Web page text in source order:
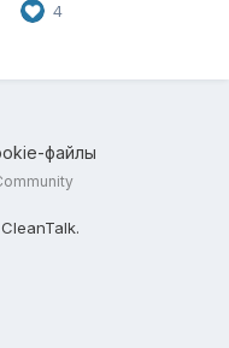
- его плечо слишком
из-за чего, порой,
4
файлы